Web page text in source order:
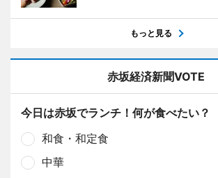
もっと見る
赤坂経済新聞VOTE
今日は赤坂でランチ！何が食べたい？
和食・和定食
中華